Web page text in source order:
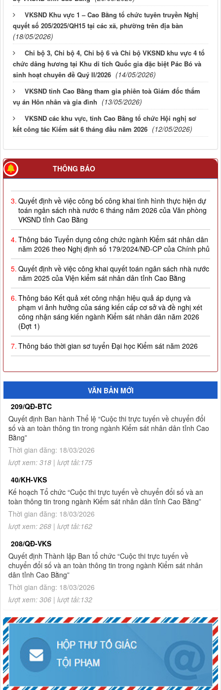
VKSND Khu vực 1 – Cao Bằng tổ chức tuyên truyền Nghị
quyết số 205/2025/QH15 tại các xã, phường trên địa bàn
(18/05/2026)
Chi bộ 3, Chi bộ 4, Chi bộ 6 và Chi bộ VKSND khu vực 4 tổ
chức dâng hương tại Khu di tích Quốc gia đặc biệt Pác Bó và
sinh hoạt chuyên đề Quý II/2026 (14/05/2026)
VKSND tỉnh Cao Bằng tham gia phiên toà Giám đốc thẩm
vụ án Hôn nhân và gia đình (13/05/2026)
VKSND các khu vực, tỉnh Cao Bằng tổ chức Hội nghị sơ
kết công tác Kiểm sát 6 tháng đầu năm 2026 (12/05/2026)
THÔNG BÁO
2.
Quyết định về việc công bố công khai giao dự toán NSNN
3.Quyết định về việc công bố công khai tình hình thực hiện dự
toán ngân sách nhà nước 6 tháng năm 2026 của Văn phòng
VKSND tỉnh Cao Bằng
4.Thông báo Tuyển dụng công chức ngành Kiểm sát nhân dân
năm 2026 theo Nghị định số 179/2024/NĐ-CP của Chính phủ
5.Quyết định về việc công khai quyết toán ngân sách nhà nước
năm 2025 của Viện kiểm sát nhân dân tỉnh Cao Bằng
6.Thông báo Kết quả xét công nhận hiệu quả áp dụng và
phạm vi ảnh hưởng của sáng kiến cấp cơ sở và đề nghị xét
công nhận sáng kiến ngành Kiểm sát nhân dân năm 2026
(Đợt 1)
7.Thông báo thời gian sơ tuyển Đại học Kiểm sát năm 2026
8.Công khai thực hiện dự toán thu-chi ngân sách quý I năm
Quyết định công nhận kết quả và trao giải thưởng Cuộc thi
trực tuyến về chuyển đổi số và an toàn thông tin trong ngành
Kiểm sát nhân dân tỉnh Cao Bằng
10.Thông báo Kết quả Cuộc thi trực tuyến về chuyển đổi số và
an toàn thông tin trong ngành Kiểm sát nhân dân tỉnh Cao
Bằng
1.Thông báo tuyển sinh đào tạo trình độ thạc sĩ ngành Luật
2 năm 2026
VĂN BẢN MỚI
209/QĐ-BTC
Quyết định Ban hành Thể lệ “Cuộc thi trực tuyến về chuyển đổi
số và an toàn thông tin trong ngành Kiểm sát nhân dân tỉnh Cao
Bằng”
Thời gian đăng: 18/03/2026
lượt xem: 318 | lượt tải:175
40/KH-VKS
Kế hoạch Tổ chức “Cuộc thi trực tuyến về chuyển đổi số và an
toàn thông tin trong ngành Kiểm sát nhân dân tỉnh Cao Bằng”
Thời gian đăng: 18/03/2026
lượt xem: 268 | lượt tải:162
208/QĐ-VKS
Quyết định Thành lập Ban tổ chức “Cuộc thi trực tuyến về
chuyển đổi số và an toàn thông tin trong ngành Kiểm sát nhân
dân tỉnh Cao Bằng”
Thời gian đăng: 18/03/2026
lượt xem: 306 | lượt tải:132